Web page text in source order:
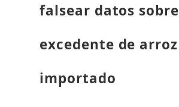
falsear datos sobre
excedente de arroz
importado